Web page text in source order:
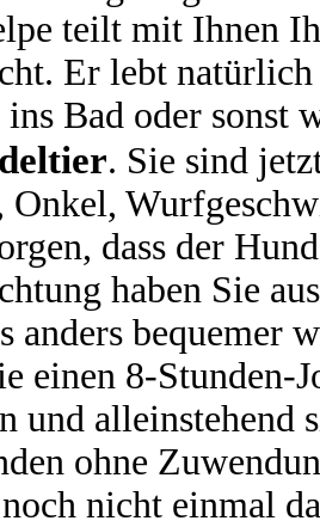
teilt mit Ihnen
Er lebt
Bad oder sonst
. Sie sind
Onkel,
dass der
haben Sie
anders bequemer
einen 8-Stunden-
und alleinstehend
ohne
nicht einmal